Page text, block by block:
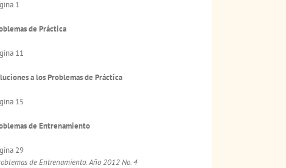
1
de Práctica
11
a los Problemas de Práctica
15
de Entrenamiento
29
de Entrenamiento. Año 2012 No. 4